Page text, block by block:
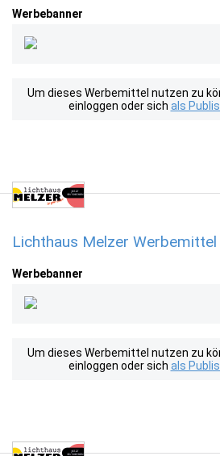
Werbebanner
Um dieses Werbemittel nutzen zu
einloggen oder sich als
Lichthaus Melzer
Werbebanner
Um dieses Werbemittel nutzen zu
einloggen oder sich als